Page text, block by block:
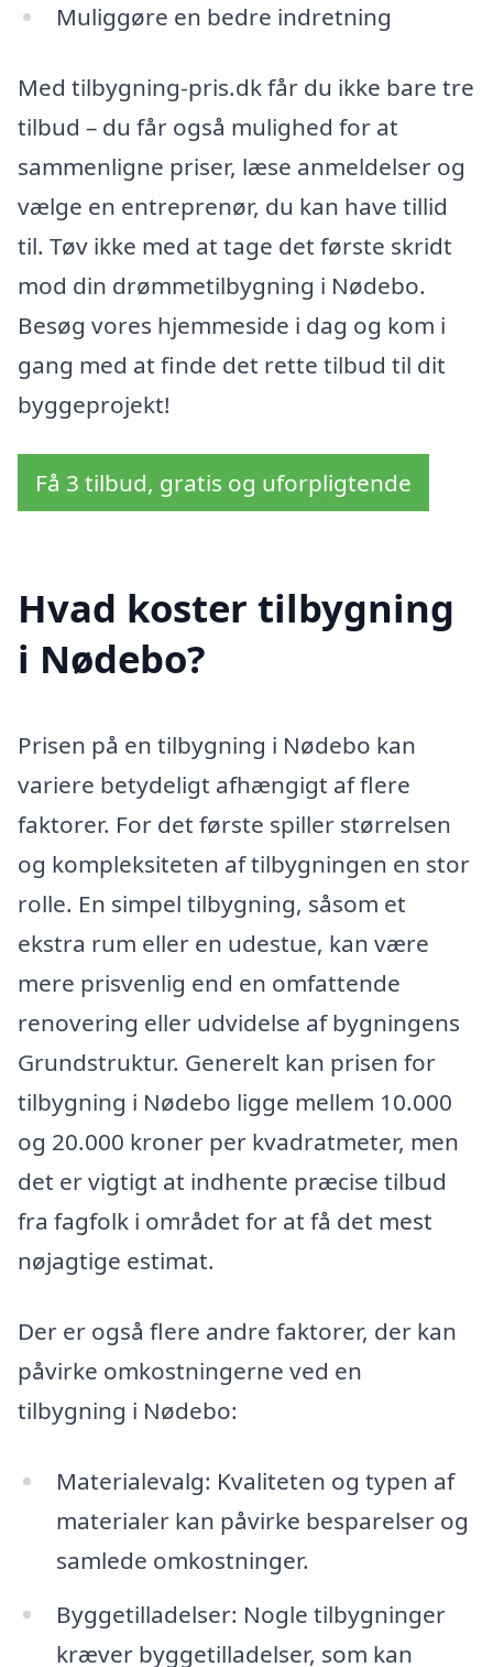
Muliggøre en bedre indretning
Med tilbygning-pris.dk får du ikke bare tre
tilbud – du får også mulighed for at
sammenligne priser, læse anmeldelser og
vælge en entreprenør, du kan have tillid
til. Tøv ikke med at tage det første skridt
mod din drømmetilbygning i Nødebo.
Besøg vores hjemmeside i dag og kom i
gang med at finde det rette tilbud til dit
byggeprojekt!
Få 3 tilbud, gratis og uforpligtende
Hvad koster tilbygning
i Nødebo?
Prisen på en tilbygning i Nødebo kan
variere betydeligt afhængigt af flere
faktorer. For det første spiller størrelsen
og kompleksiteten af tilbygningen en stor
rolle. En simpel tilbygning, såsom et
ekstra rum eller en udestue, kan være
mere prisvenlig end en omfattende
renovering eller udvidelse af bygningens
Grundstruktur. Generelt kan prisen for
tilbygning i Nødebo ligge mellem 10.000
og 20.000 kroner per kvadratmeter, men
det er vigtigt at indhente præcise tilbud
fra fagfolk i området for at få det mest
nøjagtige estimat.
Der er også flere andre faktorer, der kan
påvirke omkostningerne ved en
tilbygning i Nødebo:
Materialevalg: Kvaliteten og typen af
materialer kan påvirke besparelser og
samlede omkostninger.
Byggetilladelser: Nogle tilbygninger
kræver byggetilladelser, som kan